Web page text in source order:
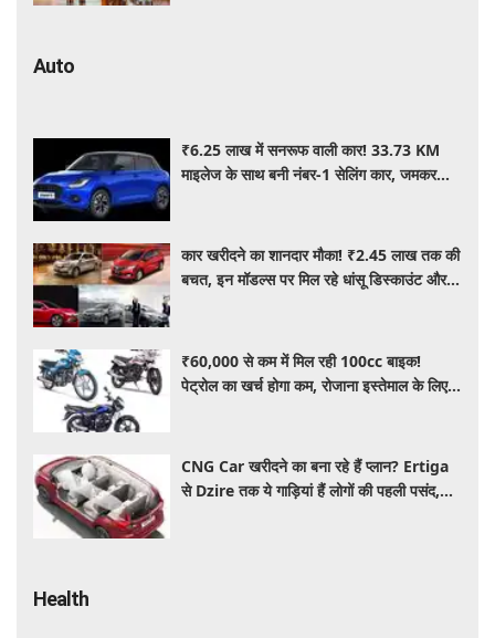
Auto
₹6.25 लाख में सनरूफ वाली कार! 33.73 KM
माइलेज के साथ बनी नंबर-1 सेलिंग कार, जमकर
कार खरीदने का शानदार मौका! ₹2.45 लाख तक की
बचत, इन मॉडल्स पर मिल रहे धांसू डिस्काउंट और
₹60,000 से कम में मिल रही 100cc बाइक!
पेट्रोल का खर्च होगा कम, रोजाना इस्तेमाल के लिए है
CNG Car खरीदने का बना रहे हैं प्लान? Ertiga
से Dzire तक ये गाड़ियां हैं लोगों की पहली पसंद,
Health